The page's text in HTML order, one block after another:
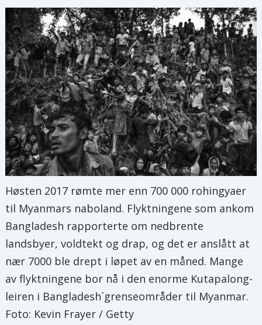
Høsten 2017 rømte mer enn 700 000 rohingyaer
til Myanmars naboland. Flyktningene som ankom
Bangladesh rapporterte om nedbrente
landsbyer, voldtekt og drap, og det er anslått at
nær 7000 ble drept i løpet av en måned. Mange
av flyktningene bor nå i den enorme Kutapalong-
leiren i Bangladesh´grenseområder til Myanmar.
Foto: Kevin Frayer / Getty